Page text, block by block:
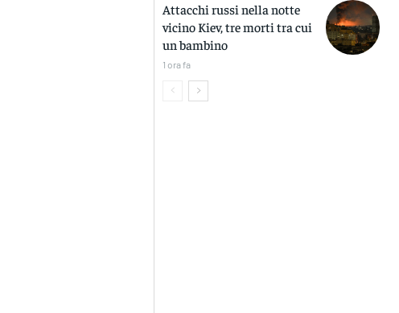
Attacchi russi nella notte
vicino Kiev, tre morti tra cui
un bambino
1 ora fa